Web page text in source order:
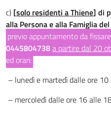
c) [solo residenti a Thiene] di
alla Persona e alla Famiglia
previo appuntamento da
0445804738a partire dal 20
ed orari:
– lunedì e martedì dalle ore
– mercoledì dalle ore 16 alle